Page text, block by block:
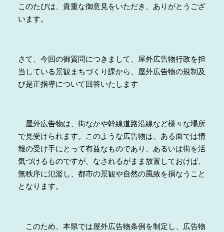
このたびは、貴重な御意見をいただき、ありがとうござ
います。
さて、今回の御質問につきまして、屋外広告物行政を担
当している景観まちづくり課から、屋外広告物の規制及
び是正指導について回答いたします
屋外広告物は、街なかや幹線道路沿線など様々な場所
で見受けられます。このような広告物は、ある面では情
報の受け手にとって有益なものであり、あるいは街を活
気づけるものですが、なされるがまま放置しておけば、
無秩序に氾濫し、都市の景観や自然の風致を損なうこと
となります。
このため、本県では屋外広告物条例を制定し、広告物